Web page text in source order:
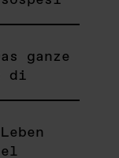
ganze
di